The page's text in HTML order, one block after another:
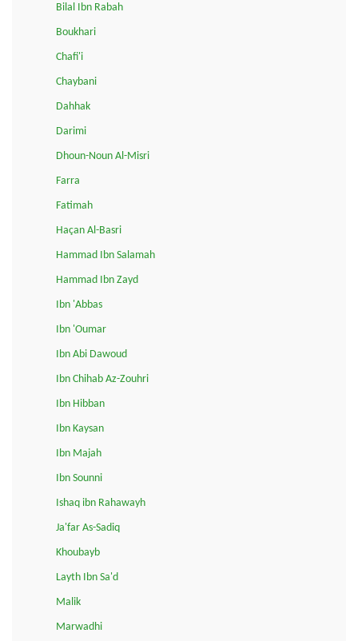
Bilal Ibn Rabah
Boukhari
Chafi'i
Chaybani
Dahhak
Darimi
Dhoun-Noun Al-Misri
Farra
Fatimah
Haçan Al-Basri
Hammad Ibn Salamah
Hammad Ibn Zayd
Ibn 'Abbas
Ibn 'Oumar
Ibn Abi Dawoud
Ibn Chihab Az-Zouhri
Ibn Hibban
Ibn Kaysan
Ibn Majah
Ibn Sounni
Ishaq ibn Rahawayh
Ja'far As-Sadiq
Khoubayb
Layth Ibn Sa'd
Malik
Marwadhi